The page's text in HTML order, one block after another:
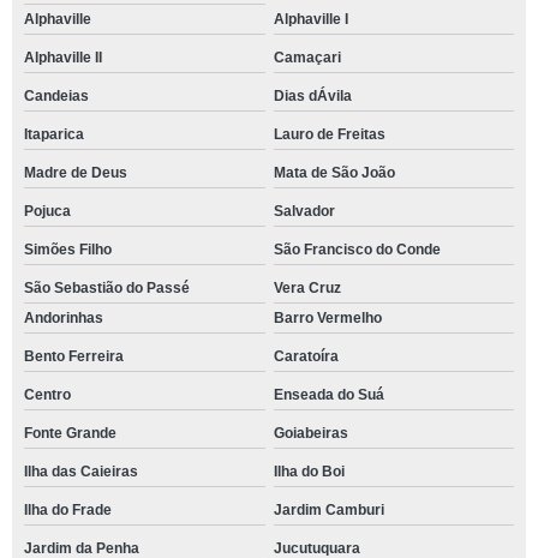
Alphaville Alphaville I
Alphaville II Camaçari
Candeias Dias dÁvila
Itaparica Lauro de Freitas
Madre de Deus Mata de São João
Pojuca Salvador
Simões Filho São Francisco do Conde
São Sebastião do Passé
Vera Cruz
Andorinhas
Barro Vermelho
Bento Ferreira Caratoíra
Centro Enseada do Suá
Fonte Grande Goiabeiras
Ilha das Caieiras Ilha do Boi
Ilha do Frade Jardim Camburi
Jardim da Penha Jucutuquara